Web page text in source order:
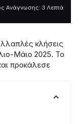
Ανάγνωσης: 3 Λεπτά
κλήσεις
Μάιο 2025. Το
προκάλεσε